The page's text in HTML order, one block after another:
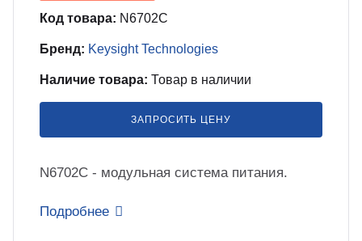
и антистатическая
интеграционные проекты
ПО для автоматизации
по ТЗ заказчика
оборудования
измерительного оборудования
Код товара: N6702C
Бренд: Keysight Technologies
Наличие товара: Товар в наличии
ЗАПРОСИТЬ ЦЕНУ
N6702C - модульная система питания.
Подробнее